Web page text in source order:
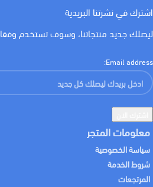
اشترك في نشرتنا البريدية
ليصلك جديد منتجاتنا، وسوف تستخدم وفقا
Email address:
معلومات المتجر
سياسة الخصوصية
شروط الخدمة
المرتجعات